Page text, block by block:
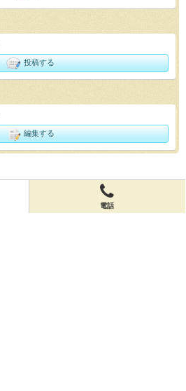
電話
投稿する
編集する